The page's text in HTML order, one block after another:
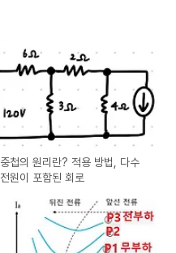
중첩의 원리란? 적용 방법, 다수
전원이 포함된 회로